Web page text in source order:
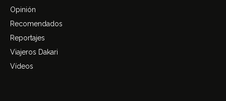
Opinión
Recomendados
Reportajes
Viajeros Dakari
Vídeos